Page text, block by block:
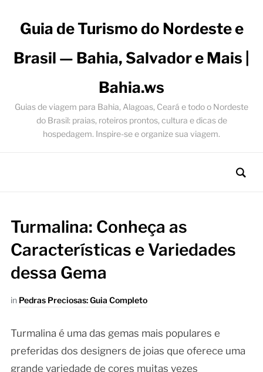
Guia de Turismo do Nordeste e
Brasil — Bahia, Salvador e Mais |
Bahia.ws
Guias de viagem para Bahia, Alagoas, Ceará e todo o Nordeste
do Brasil: praias, roteiros prontos, cultura e dicas de
hospedagem. Inspire-se e organize sua viagem.
Turmalina: Conheça as
Características e Variedades
dessa Gema
in Pedras Preciosas: Guia Completo
Turmalina é uma das gemas mais populares e
preferidas dos designers de joias que oferece uma
grande variedade de cores muitas vezes